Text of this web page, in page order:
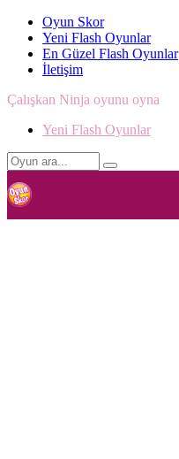
Oyun Skor
Yeni Flash Oyunlar
En Güzel Flash Oyunlar
İletişim
Çalışkan Ninja oyunu oyna
Yeni Flash Oyunlar